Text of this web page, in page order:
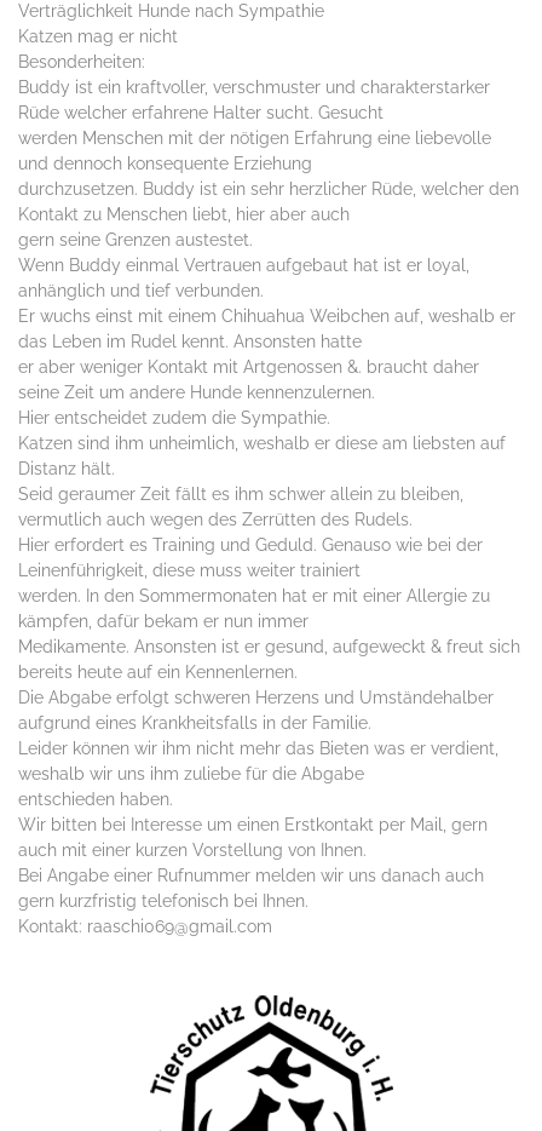
Verträglichkeit Hunde nach Sympathie
Katzen mag er nicht
Besonderheiten:
Buddy ist ein kraftvoller, verschmuster und charakterstarker
Rüde welcher erfahrene Halter sucht. Gesucht
werden Menschen mit der nötigen Erfahrung eine liebevolle
und dennoch konsequente Erziehung
durchzusetzen. Buddy ist ein sehr herzlicher Rüde, welcher den
Kontakt zu Menschen liebt, hier aber auch
gern seine Grenzen austestet.
Wenn Buddy einmal Vertrauen aufgebaut hat ist er loyal,
anhänglich und tief verbunden.
Er wuchs einst mit einem Chihuahua Weibchen auf, weshalb er
das Leben im Rudel kennt. Ansonsten hatte
er aber weniger Kontakt mit Artgenossen &. braucht daher
seine Zeit um andere Hunde kennenzulernen.
Hier entscheidet zudem die Sympathie.
Katzen sind ihm unheimlich, weshalb er diese am liebsten auf
Distanz hält.
Seid geraumer Zeit fällt es ihm schwer allein zu bleiben,
vermutlich auch wegen des Zerrütten des Rudels.
Hier erfordert es Training und Geduld. Genauso wie bei der
Leinenführigkeit, diese muss weiter trainiert
werden. In den Sommermonaten hat er mit einer Allergie zu
kämpfen, dafür bekam er nun immer
Medikamente. Ansonsten ist er gesund, aufgeweckt & freut sich
bereits heute auf ein Kennenlernen.
Die Abgabe erfolgt schweren Herzens und Umständehalber
aufgrund eines Krankheitsfalls in der Familie.
Leider können wir ihm nicht mehr das Bieten was er verdient,
weshalb wir uns ihm zuliebe für die Abgabe
entschieden haben.
Wir bitten bei Interesse um einen Erstkontakt per Mail, gern
auch mit einer kurzen Vorstellung von Ihnen.
Bei Angabe einer Rufnummer melden wir uns danach auch
gern kurzfristig telefonisch bei Ihnen.
Kontakt: raaschi069@gmail.com